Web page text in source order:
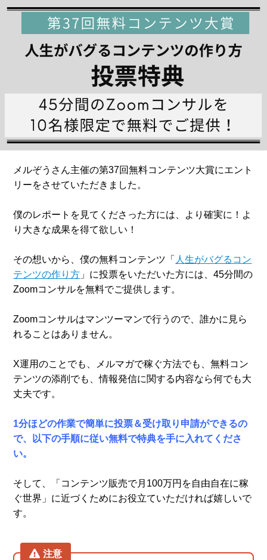
メルぞうさん主催の第37回無料コンテンツ大賞にエント
リーをさせていただきました。
僕のレポートを見てくださった方には、より確実に！よ
り大きな成果を得て欲しい！
その想いから、僕の無料コンテンツ「 人生がバグるコン
テンツの作り方 」に投票をいただいた方には、45分間の
Zoomコンサルを無料でご提供します。
Zoomコンサルはマンツーマンで行うので、誰かに見ら
れることはありません。
X運用のことでも、メルマガで稼ぐ方法でも、無料コン
テンツの添削でも、情報発信に関する内容なら何でも大
丈夫です。
1分ほどの作業で簡単に投票＆受け取り申請ができるの
で、以下の手順に従い無料で特典を手に入れてくださ
い。
そして、「コンテンツ販売で月100万円を自由自在に稼
ぐ世界」に近づくためにお役立ていただければ嬉しいで
す。
注意